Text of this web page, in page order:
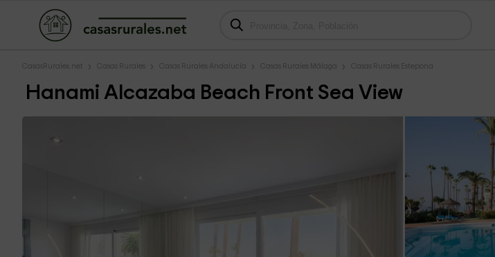
CasasRurales.net Casas Rurales Casas Rurales Andalucía Casas Rurales Málaga Casas Rurales Estepona
Hanami Alcazaba Beach Front Sea View